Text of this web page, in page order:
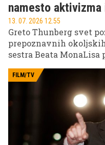
namesto
13. 07. 2026 12.55
Greto Thunberg svet
prepoznavnih
sestra Beata MonaLisa
drugem področju.
izbrala glasbo, oder in
FILM/TV